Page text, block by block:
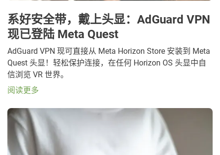
系好安全带，戴上头显：AdGuard VPN
现已登陆 Meta Quest
AdGuard VPN 现可直接从 Meta Horizon Store 安装到 Meta
Quest 头显！轻松保护连接，在任何 Horizon OS 头显中自
信浏览 VR 世界。
阅读更多